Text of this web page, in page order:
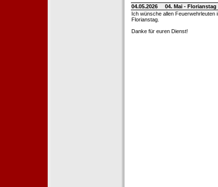
04.05.2026
04. Mai -
Ich wünsche allen Feuerwehrleuten
Florianstag.
Danke für euren Dienst!